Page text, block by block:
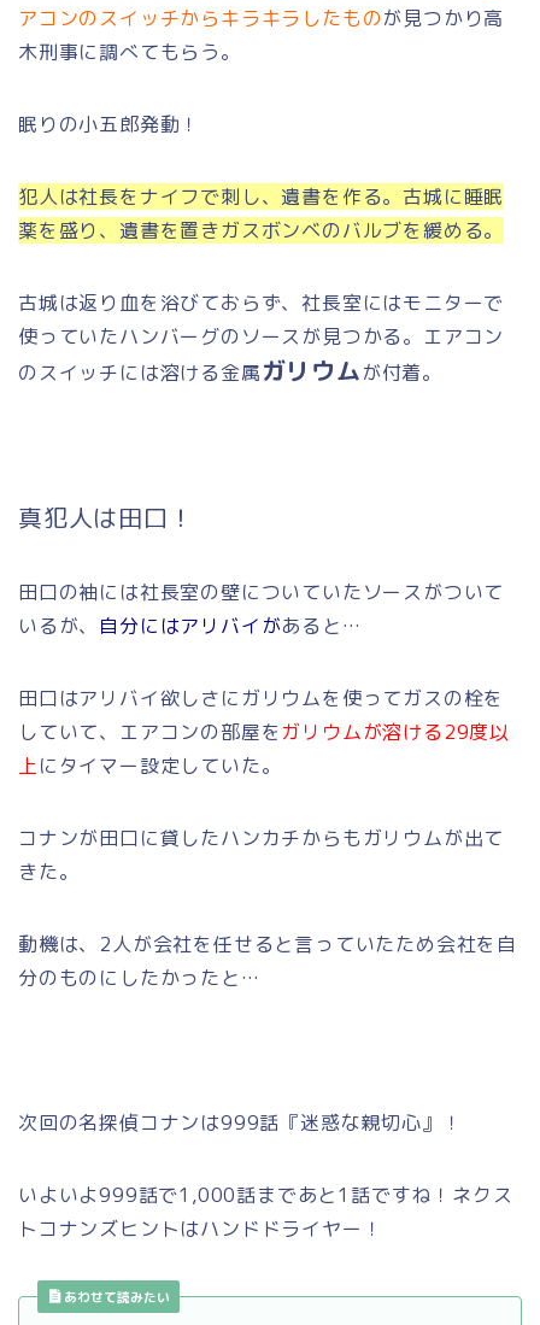
アコンのスイッチからキラキラしたものが見つかり高
木刑事に調べてもらう。
眠りの小五郎発動！
犯人は社長をナイフで刺し、遺書を作る。古城に睡眠
薬を盛り、遺書を置きガスボンベのバルブを緩める。
古城は返り血を浴びておらず、社長室にはモニターで
使っていたハンバーグのソースが見つかる。エアコン
のスイッチには溶ける金属ガリウムが付着。
真犯人は田口！
田口の袖には社長室の壁についていたソースがついて
いるが、 自分にはアリバイがあると…
田口はアリバイ欲しさにガリウムを使ってガスの栓を
していて、エアコンの部屋をガリウムが溶ける29度以
上 にタイマー設定していた。
コナンが田口に貸したハンカチからもガリウムが出て
きた。
動機は、2人が会社を任せると言っていたため会社を自
分のものにしたかったと…
次回の名探偵コナンは999話『迷惑な親切心』！
いよいよ999話で1,000話まであと1話ですね！ネクス
トコナンズヒントはハンドドライヤー！
あわせて読みたい